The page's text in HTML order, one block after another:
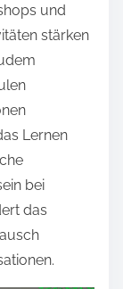
und
stärken
Lernen
bei
das